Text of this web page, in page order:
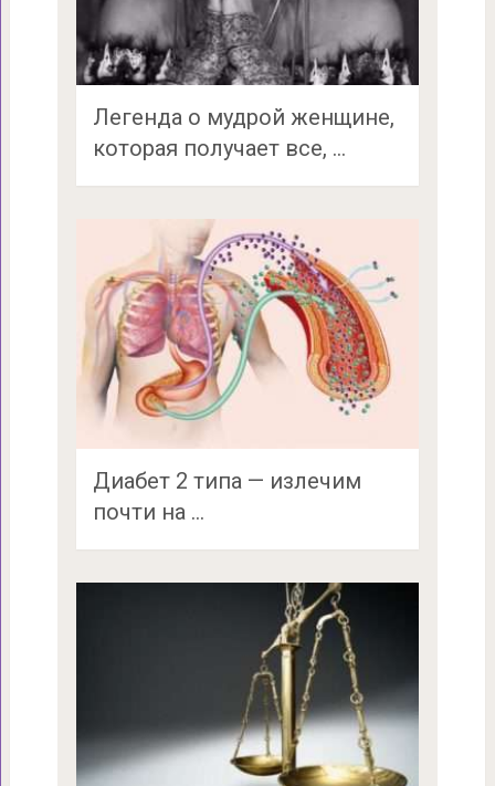
Легенда о мудрой женщине,
которая получает все, …
Диабет 2 типа — излечим
почти на …